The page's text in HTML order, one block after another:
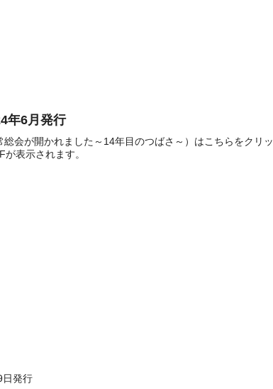
年6月発行
会が開かれました～14年目のつばさ～）はこちらをクリッ
表示されます。
日発行